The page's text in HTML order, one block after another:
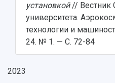
установкой// Вестник
университета.
технологии и
24. № 1. — С. 72-84
2023